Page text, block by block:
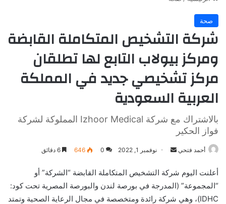
صحة
شركة التشخيص المتكاملة القابضة
ومركز بيولاب التابع لها تطلقان
مركز تشخيصي جديد في المملكة
العربية السعودية
بالاشتراك مع شركة Izhoor Medical المملوكة لشركة
فواز الحكير
أحمد فتحي
أرسل
إلكترونيا
نوفمبر 1, 2022 0
646
أعلنت اليوم شركة التشخيص المتكاملة القابضة “الشركة” أو
“المجموعة” (المدرجة في بورصة لندن والبورصة المصرية تحت كود:
IDHC)، وهي شركة رائدة ومتخصصة في مجال الرعاية الصحية وتمتد